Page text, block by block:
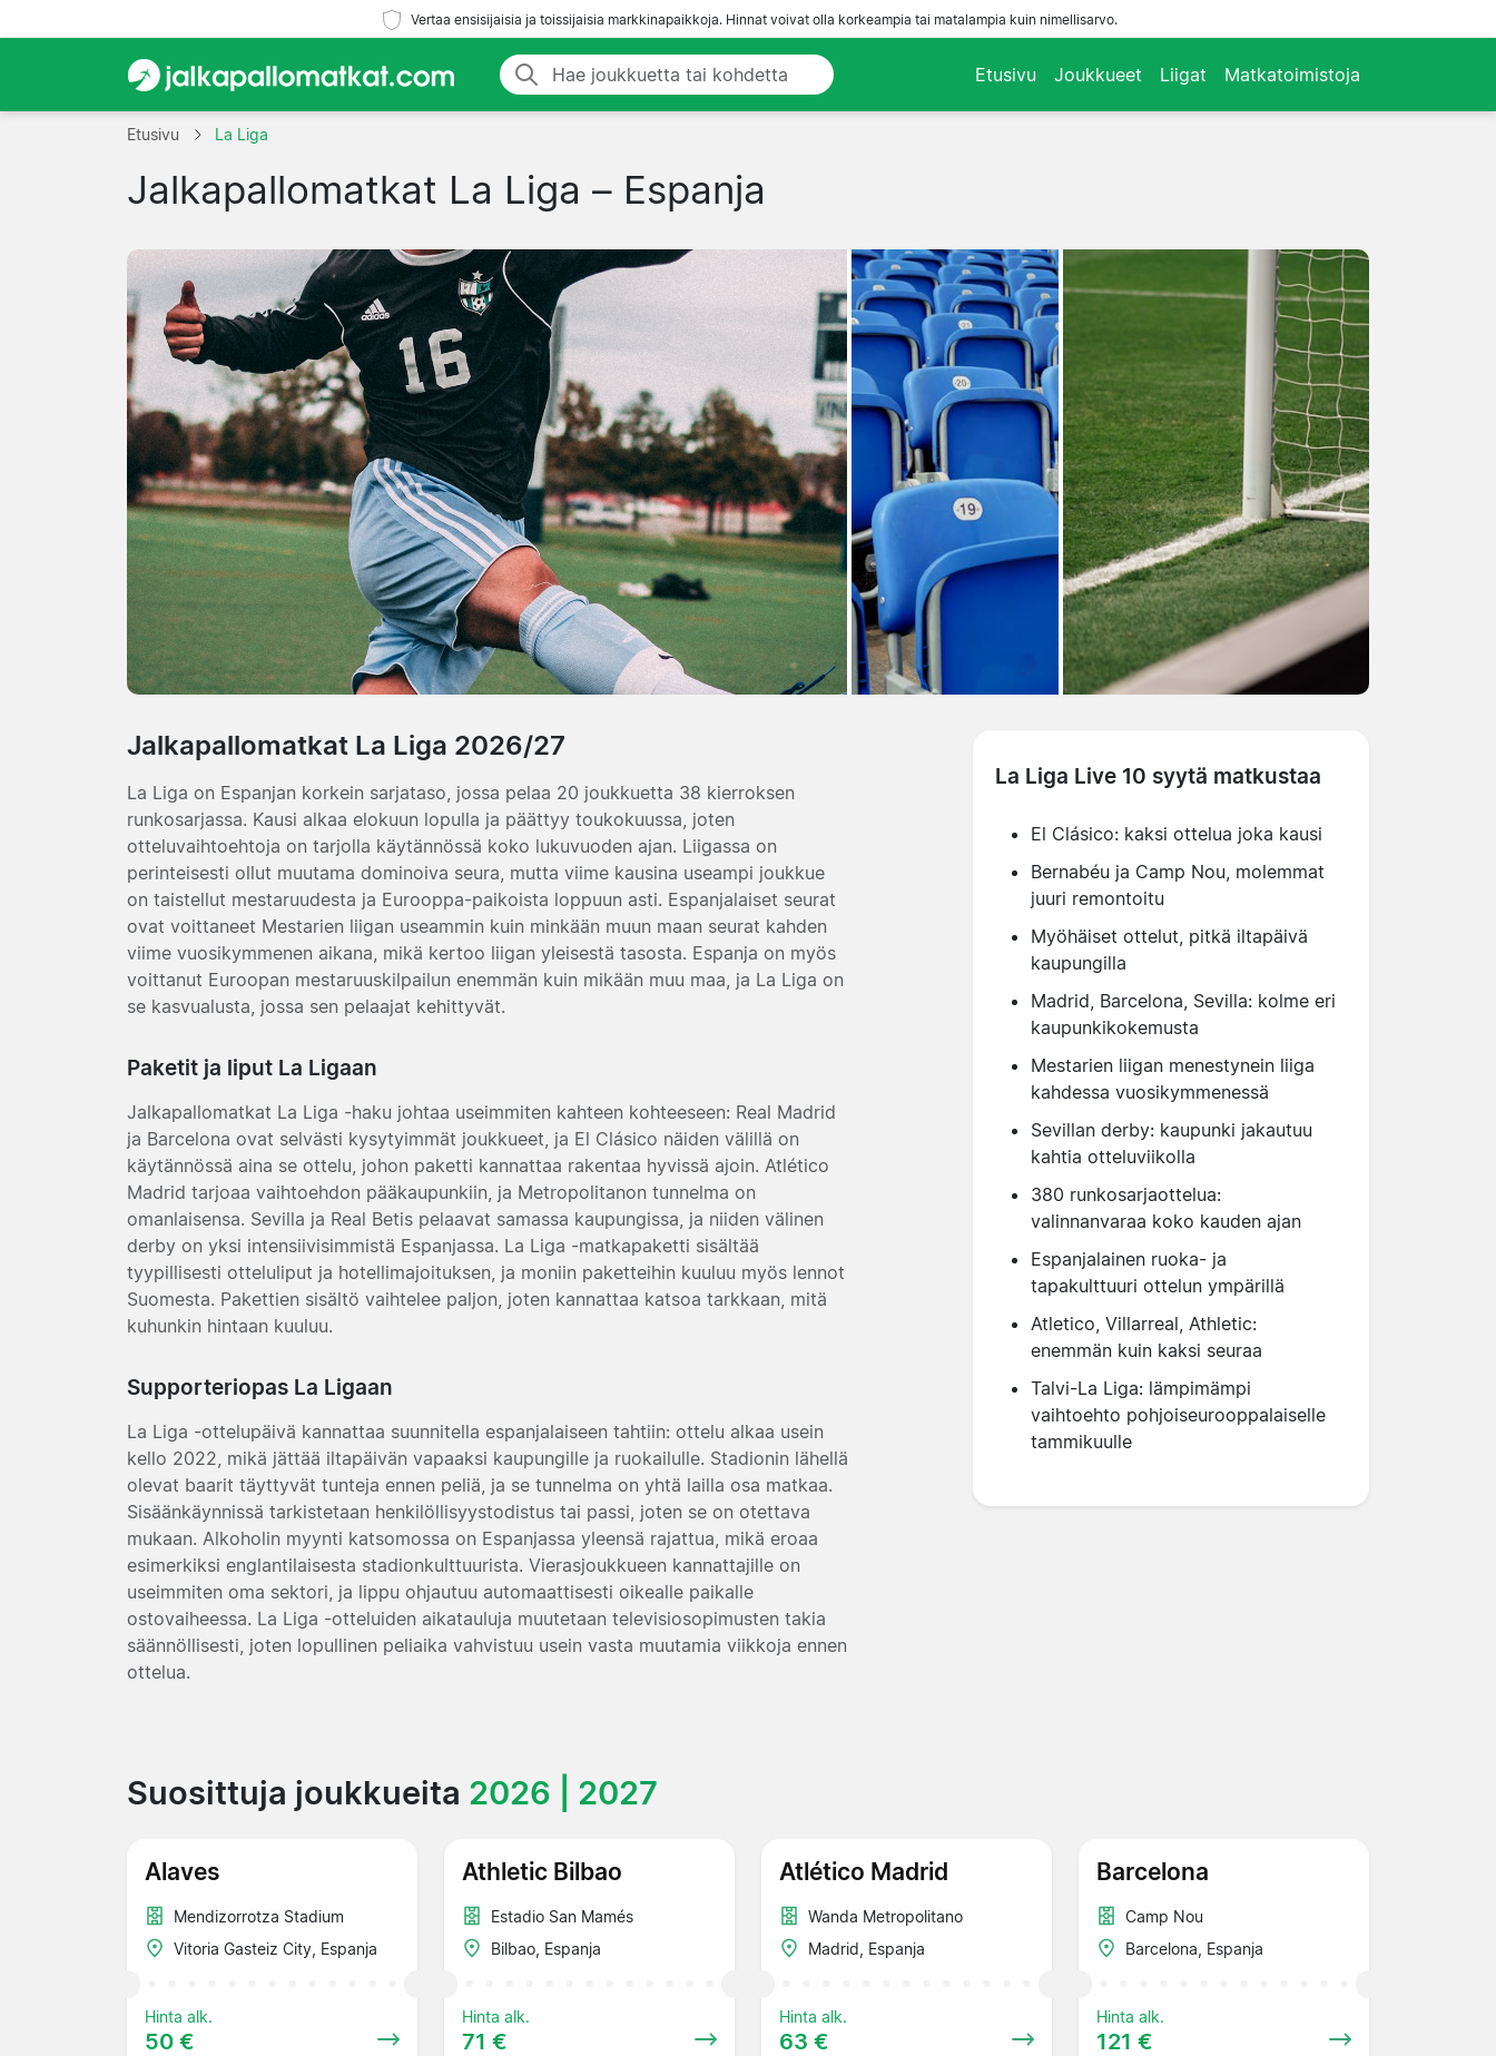
Vertaa ensisijaisia ja toissijaisia markkinapaikkoja. Hinnat voivat olla korkeampia tai matalampia kuin nimellisarvo.
Etusivu Joukkueet Liigat Matkatoimistoja
Etusivu La Liga
Jalkapallomatkat La Liga – Espanja
Jalkapallomatkat La Liga 2026/27
La Liga on Espanjan korkein sarjataso, jossa pelaa 20 joukkuetta 38 kierroksen
runkosarjassa. Kausi alkaa elokuun lopulla ja päättyy toukokuussa, joten
otteluvaihtoehtoja on tarjolla käytännössä koko lukuvuoden ajan. Liigassa on
perinteisesti ollut muutama dominoiva seura, mutta viime kausina useampi joukkue
on taistellut mestaruudesta ja Eurooppa-paikoista loppuun asti. Espanjalaiset seurat
ovat voittaneet Mestarien liigan useammin kuin minkään muun maan seurat kahden
viime vuosikymmenen aikana, mikä kertoo liigan yleisestä tasosta. Espanja on myös
voittanut Euroopan mestaruuskilpailun enemmän kuin mikään muu maa, ja La Liga on
se kasvualusta, jossa sen pelaajat kehittyvät.
Paketit ja liput La Ligaan
Jalkapallomatkat La Liga -haku johtaa useimmiten kahteen kohteeseen: Real Madrid
ja Barcelona ovat selvästi kysytyimmät joukkueet, ja El Clásico näiden välillä on
käytännössä aina se ottelu, johon paketti kannattaa rakentaa hyvissä ajoin. Atlético
Madrid tarjoaa vaihtoehdon pääkaupunkiin, ja Metropolitanon tunnelma on
omanlaisensa. Sevilla ja Real Betis pelaavat samassa kaupungissa, ja niiden välinen
derby on yksi intensiivisimmistä Espanjassa. La Liga -matkapaketti sisältää
tyypillisesti otteluliput ja hotellimajoituksen, ja moniin paketteihin kuuluu myös lennot
Suomesta. Pakettien sisältö vaihtelee paljon, joten kannattaa katsoa tarkkaan, mitä
kuhunkin hintaan kuuluu.
Supporteriopas La Ligaan
La Liga -ottelupäivä kannattaa suunnitella espanjalaiseen tahtiin: ottelu alkaa usein
kello 2022, mikä jättää iltapäivän vapaaksi kaupungille ja ruokailulle. Stadionin lähellä
olevat baarit täyttyvät tunteja ennen peliä, ja se tunnelma on yhtä lailla osa matkaa.
Sisäänkäynnissä tarkistetaan henkilöllisyystodistus tai passi, joten se on otettava
mukaan. Alkoholin myynti katsomossa on Espanjassa yleensä rajattua, mikä eroaa
esimerkiksi englantilaisesta stadionkulttuurista. Vierasjoukkueen kannattajille on
useimmiten oma sektori, ja lippu ohjautuu automaattisesti oikealle paikalle
ostovaiheessa. La Liga -otteluiden aikatauluja muutetaan televisiosopimusten takia
säännöllisesti, joten lopullinen peliaika vahvistuu usein vasta muutamia viikkoja ennen
ottelua.
La Liga Live 10 syytä matkustaa
El Clásico: kaksi ottelua joka kausi
Bernabéu ja Camp Nou, molemmat
juuri remontoitu
Myöhäiset ottelut, pitkä iltapäivä
kaupungilla
Madrid, Barcelona, Sevilla: kolme eri
kaupunkikokemusta
Mestarien liigan menestynein liiga
kahdessa vuosikymmenessä
Sevillan derby: kaupunki jakautuu
kahtia otteluviikolla
380 runkosarjaottelua:
valinnanvaraa koko kauden ajan
Espanjalainen ruoka- ja
tapakulttuuri ottelun ympärillä
Atletico, Villarreal, Athletic:
enemmän kuin kaksi seuraa
Talvi-La Liga: lämpimämpi
vaihtoehto pohjoiseurooppalaiselle
tammikuulle
Suosittuja joukkueita 2026 | 2027
Alaves
Mendizorrotza Stadium
Vitoria Gasteiz City, Espanja
Hinta alk.
50 €
Athletic Bilbao
Estadio San Mamés
Bilbao, Espanja
Hinta alk.
71 €
Atlético Madrid
Wanda Metropolitano
Madrid, Espanja
Hinta alk.
63 €
Barcelona
Camp Nou
Barcelona, Espanja
Hinta alk.
121 €